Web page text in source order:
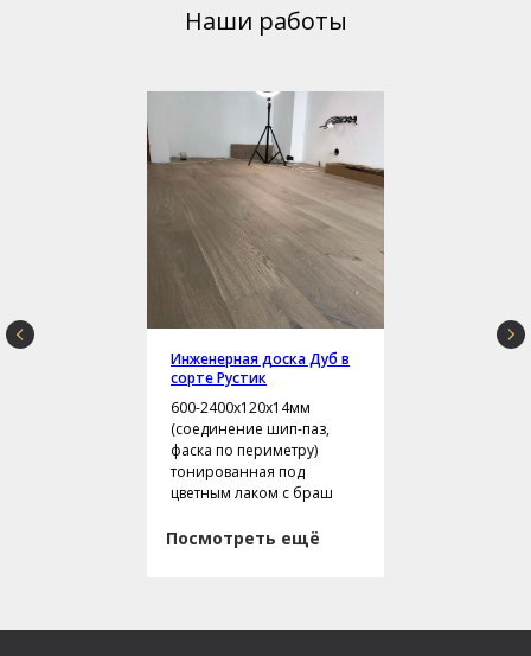
Наши работы
Инженерная доска Дуб в
сорте Рустик
600-2400х120х14мм
(соединение шип-паз,
фаска по периметру)
тонированная под
цветным лаком с браш
Посмотреть ещё